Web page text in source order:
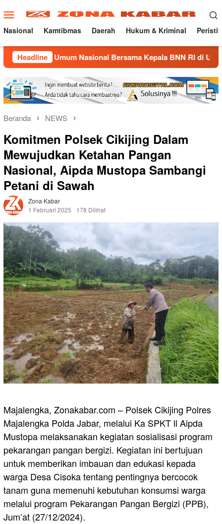
ke
konten
Menu
Mobile
Nasional Kamtibmas Daerah Hukum & Kriminal
Headline
Nasional Bersama Kepala BNN RI di UNMA
Beranda NEWS
Komitmen Polsek Cikijing Dalam
Mewujudkan Ketahan Pangan
Nasional, Aipda Mustopa Sambangi
Petani di Sawah
Zona Kabar
1 Februari 2025
178 Dilihat
Majalengka, Zonakabar.com – Polsek Cikijing Polres
Majalengka Polda Jabar, melalui Ka SPKT ll Aipda
Mustopa melaksanakan kegiatan sosialisasi program
pekarangan pangan bergizi. Kegiatan ini bertujuan
untuk memberikan imbauan dan edukasi kepada
warga Desa Cisoka tentang pentingnya bercocok
tanam guna memenuhi kebutuhan konsumsi warga
melalui program Pekarangan Pangan Bergizi (PPB),
Jum’at (27/12/2024).